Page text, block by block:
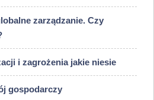
zarządzanie. Czy
i zagrożenia jakie niesie
gospodarczy